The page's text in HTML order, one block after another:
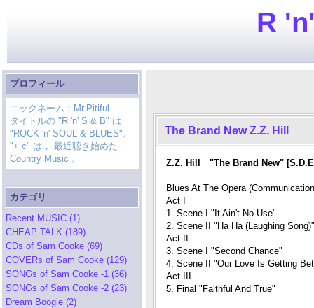
R
プロフィール
ニックネーム：Mr.Pitiful
タイトルの "R 'n' S & B" は
"ROCK 'n' SOUL & BLUES"。
"+ c" は， 最近聴き始めた
Country Music 。
カテゴリ
Recent MUSIC (1)
CHEAP TALK (189)
CDs of Sam Cooke (69)
COVERs of Sam Cooke (129)
SONGs of Sam Cooke -1 (36)
SONGs of Sam Cooke -2 (23)
Dream Boogie (2)
The Brand New Z.Z. Hill
Z.Z. Hill "The Brand New"
Blues At The Opera
Act I
1. Scene I "It Ain't No Use"
2. Scene II "Ha Ha (Laughing Song)"
Act II
3. Scene I "Second Chance"
4. Scene II "Our Love Is Getting
Act III
5. Final "Faithful And True"